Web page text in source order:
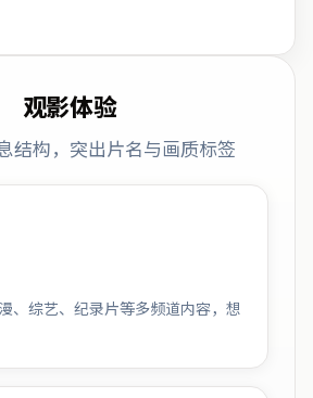
观影体验
结构，突出片名与画质标签
、综艺、纪录片等多频道内容，想